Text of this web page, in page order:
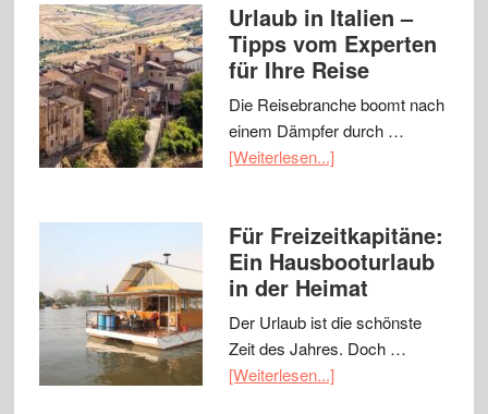
Urlaub in Italien –
Tipps vom Experten
für Ihre Reise
Die Reisebranche boomt nach
einem Dämpfer durch …
[Weiterlesen...]
Für Freizeitkapitäne:
Ein Hausbooturlaub
in der Heimat
Der Urlaub ist die schönste
Zeit des Jahres. Doch …
[Weiterlesen...]